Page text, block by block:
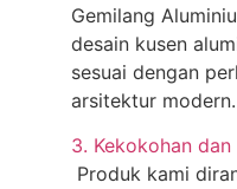
Gemilang
desain kusen
sesuai dengan
arsitektur modern.
3. Kekokohan dan
Produk kami